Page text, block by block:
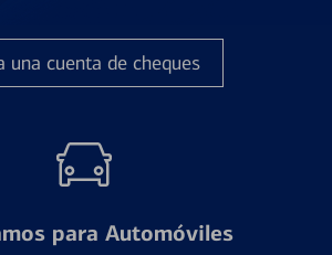
una cuenta de cheques
para Automóviles